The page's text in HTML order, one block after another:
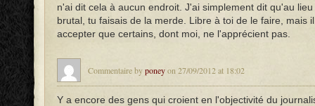
n'ai dit cela à aucun endroit. J'ai simplement dit qu'au
brutal, tu faisais de la merde. Libre à toi de le faire, mais
accepter que certains, dont moi, ne l'apprécient pas.
Commentaire byponeyon 27/09/2012 at 18:02
Y a encore des gens qui croient en l'objectivité du